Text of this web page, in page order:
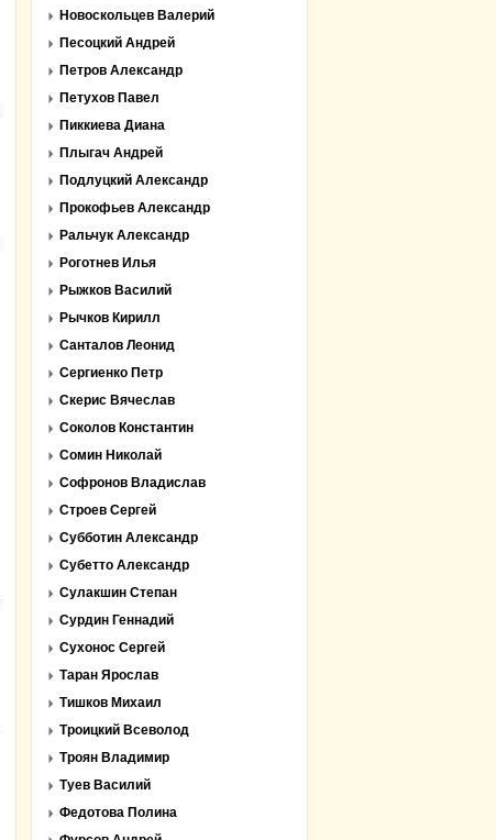
Новоскольцев Валерий
Песоцкий Андрей
Петров Александр
Петухов Павел
Пиккиева Диана
Плыгач Андрей
Подлуцкий Александр
Прокофьев Александр
Ральчук Александр
Роготнев Илья
Рыжков Василий
Рычков Кирилл
Санталов Леонид
Сергиенко Петр
Скерис Вячеслав
Соколов Константин
Сомин Николай
Софронов Владислав
Строев Сергей
Субботин Александр
Субетто Александр
Сулакшин Степан
Сурдин Геннадий
Сухонос Сергей
Таран Ярослав
Тишков Михаил
Троицкий Всеволод
Троян Владимир
Туев Василий
Федотова Полина